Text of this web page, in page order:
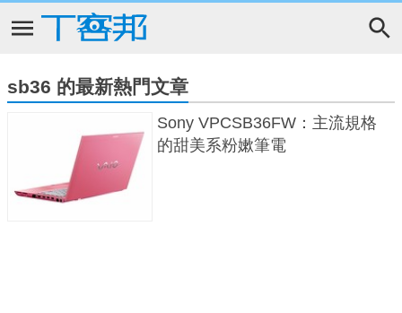
sb36 的最新熱門文章
Sony VPCSB36FW：主流規格
的甜美系粉嫰筆電